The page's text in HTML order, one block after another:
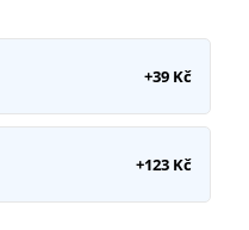
+39 Kč
+123 Kč